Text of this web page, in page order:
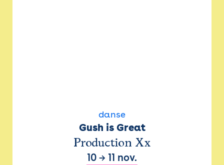
danse
Gush is Great
Production Xx
10 → 11 nov.